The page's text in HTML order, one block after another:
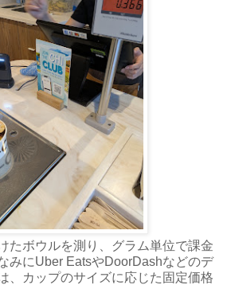
たボウルを測り、グラム単位で課金
みにUber EatsやDoorDashなどのデ
、カップのサイズに応じた固定価格